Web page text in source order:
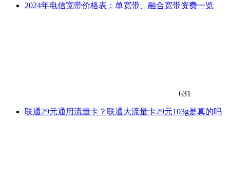
2024年电信宽带价格表：单宽带、融合宽带资费一览
631
联通29元通用流量卡？联通大流量卡29元103g是真的吗